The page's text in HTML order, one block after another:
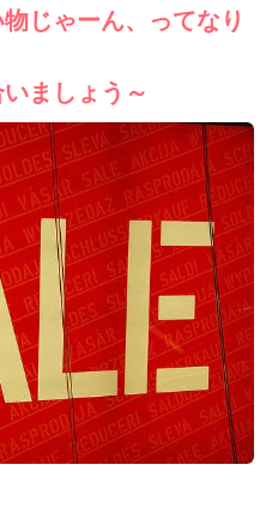
じゃーん、ってなり
ましょう～